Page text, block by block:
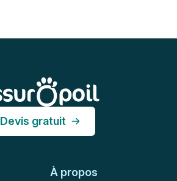
Devis gratuit
À propos